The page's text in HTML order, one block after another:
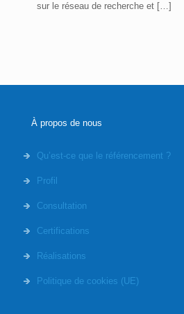
sur le réseau de recherche et […]
À propos de nous
Qu’est-ce que le référencement ?
Profil
Consultation
Certifications
Réalisations
Politique de cookies (UE)